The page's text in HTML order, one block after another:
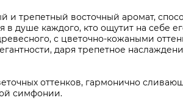
и трепетный восточный аромат,
душе каждого, кто ощутит на себе
с цветочно-кожаными
даря трепетное
оттенков, гармонично
симфонии.